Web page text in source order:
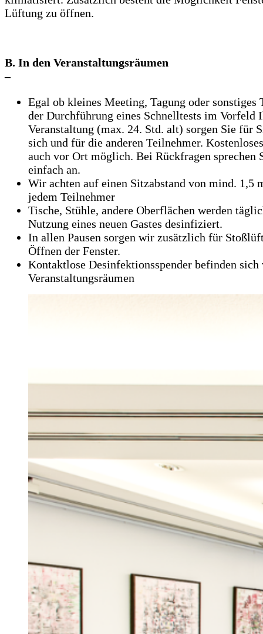
Lüftung zu öffnen.
B. In den Veranstaltungsräumen
–
Egal ob kleines Meeting, Tagung oder
der Durchführung eines Schnelltests im Vorfeld
Veranstaltung (max. 24. Std. alt) sorgen Sie für
sich und für die anderen Teilnehmer.
auch vor Ort möglich. Bei Rückfragen sprechen
einfach an.
Wir achten auf einen Sitzabstand von mind. 1,5
jedem Teilnehmer
Tische, Stühle, andere Oberflächen werden
Nutzung eines neuen Gastes desinfiziert.
In allen Pausen sorgen wir zusätzlich für
Öffnen der Fenster.
Kontaktlose Desinfektionsspender befinden sich
Veranstaltungsräumen